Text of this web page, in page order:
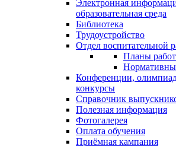
Электронная
образовательная среда
Библиотека
Трудоустройство
Отдел воспитательной
Планы
Конференции,
конкурсы
Справочник
Полезная информация
Фотогалерея
Оплата обучения
Приёмная кампания